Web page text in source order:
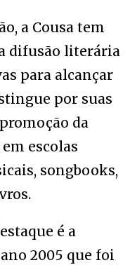
a Cousa tem
difusão literária
para alcançar
por suas
da
escolas
songbooks,
é a
2005 que foi